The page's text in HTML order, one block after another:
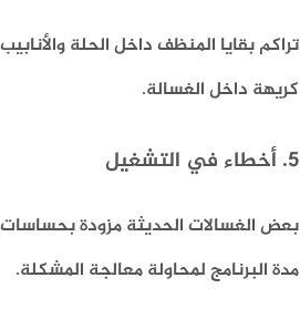
تراكم بقايا المنظف داخل الحلة
كريهة داخل الغسالة.
5. أخطاء في التشغيل
بعض الغسالات الحديثة مزودة بحساسات
مدة البرنامج لمحاولة معالجة المشكلة.